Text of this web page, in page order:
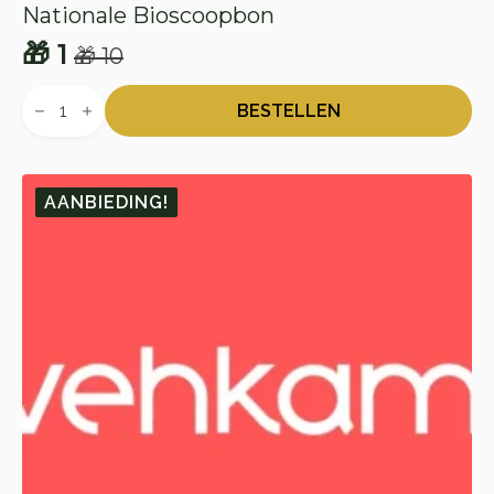
Nationale Bioscoopbon
🎁10
Oorspronkelijke
prijs
🎁 10.
🎁 1
Huidige
prijs
🎁 1.
Bioscoopbon
BESTELLEN
AANBIEDING!